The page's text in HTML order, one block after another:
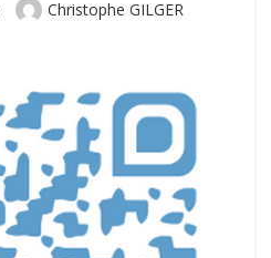
Author
Christophe GILGER